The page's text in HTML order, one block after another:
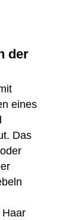
der
eines
Das
Haar